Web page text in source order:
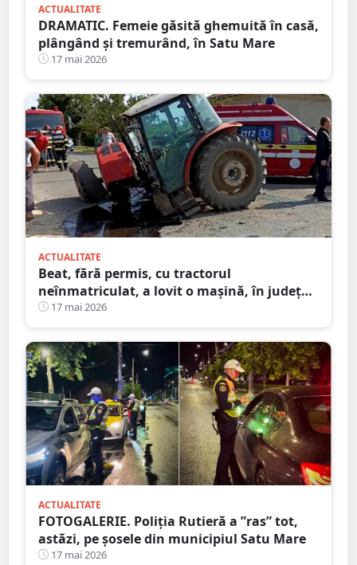
ACTUALITATE
DRAMATIC. Femeie găsită ghemuită în casă,
plângând și tremurând, în Satu Mare
17 mai 2026
ACTUALITATE
Beat, fără permis, cu tractorul
neînmatriculat, a lovit o mașină, în județul
Satu Mare
17 mai 2026
ACTUALITATE
FOTOGALERIE. Poliția Rutieră a ”ras” tot,
astăzi, pe șosele din municipiul Satu Mare
17 mai 2026